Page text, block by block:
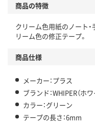
商品の特徴
クリーム色用紙のノート
リーム色の修正テープ。
商品仕様
メーカー：プラス
ブランド：WHIPER（ホワ
カラー：グリーン
テープの長さ：6mm